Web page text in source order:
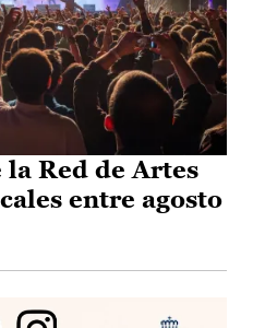
Red de Artes
entre agosto